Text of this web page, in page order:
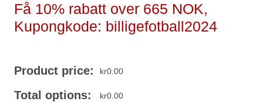
Få 10% rabatt over 665 NOK,
Kupongkode: billigefotball2024
Product price: kr0.00
Total options: kr0.00